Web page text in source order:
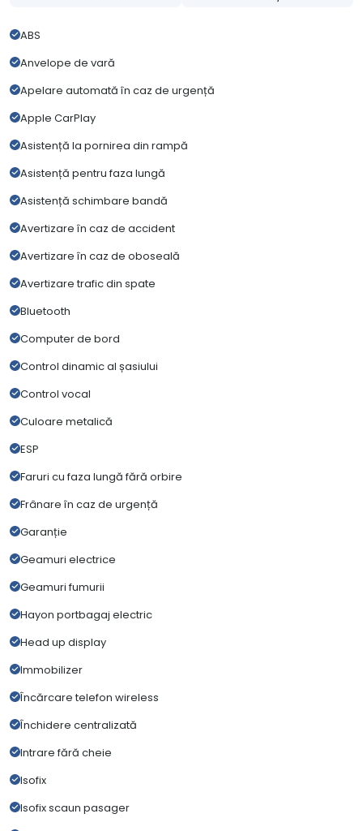
ABS
Anvelope de vară
Apelare automată în caz de urgență
Apple CarPlay
Asistență la pornirea din rampă
Asistență pentru faza lungă
Asistență schimbare bandă
Avertizare în caz de accident
Avertizare în caz de oboseală
Avertizare trafic din spate
Bluetooth
Computer de bord
Control dinamic al șasiului
Control vocal
Culoare metalică
ESP
Faruri cu faza lungă fără orbire
Frânare în caz de urgență
Garanție
Geamuri electrice
Geamuri fumurii
Hayon portbagaj electric
Head up display
Immobilizer
Încărcare telefon wireless
Închidere centralizată
Intrare fără cheie
Isofix
Isofix scaun pasager